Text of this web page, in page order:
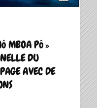
MBOA Pô »
DU
AVEC DE